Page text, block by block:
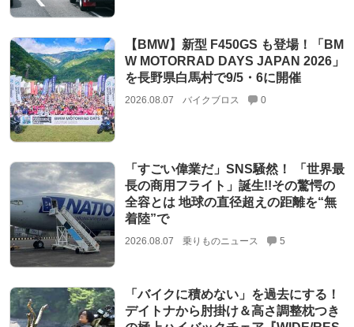
【BMW】新型 F450GS も登場！「BM
W MOTORRAD DAYS JAPAN 2026」
を長野県白馬村で9/5・6に開催
2026.08.07 バイクブロス 0
「すごい偉業だ」SNS騒然！ 「世界最
長の商用フライト」誕生!!その驚愕の
全容とは 地球の直径超えの距離を“無
着陸”で
2026.08.07 乗りものニュース 5
「バイクに積めない」を過去にする！
デイトナから肘掛け＆高さ調整枕つき